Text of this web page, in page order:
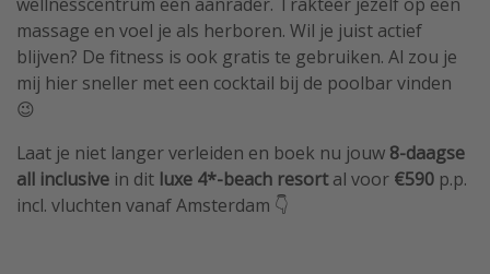
massage en voel je als herboren. Wil je juist actief
blijven? De fitness is ook gratis te gebruiken. Al zou je
mij hier sneller met een cocktail bij de poolbar vinden
😉
Laat je niet langer verleiden en boek nu jouw 8-daagse
all inclusive in dit luxe 4*-beach resortal voor €590 p.p.
incl. vluchten vanaf Amsterdam 👇